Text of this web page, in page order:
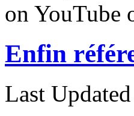
on YouTube
Enfin
Last